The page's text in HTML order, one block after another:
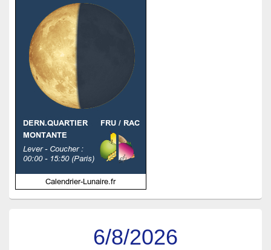
6/8/2026